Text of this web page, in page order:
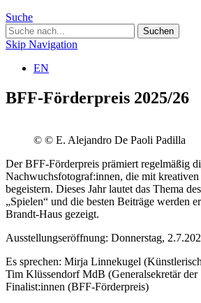
Suche
Skip Navigation
EN
BFF-Förderpreis 2025/26
© © E. Alejandro De Paoli Padilla
Der BFF-Förderpreis prämiert regelmäßig
Nachwuchsfotograf:innen, die mit kreativen
begeistern. Dieses Jahr lautet das Thema
„Spielen“ und die besten Beiträge werden
Brandt-Haus gezeigt.
Ausstellungseröffnung: Donnerstag,
Es sprechen: Mirja Linnekugel
Tim Klüssendorf MdB (Generalsekretär
Finalist:innen (BFF-Förderpreis)